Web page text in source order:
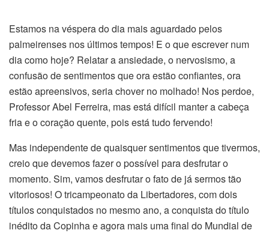
Estamos na véspera do dia mais aguardado pelos
palmeirenses nos últimos tempos! E o que escrever num
dia como hoje? Relatar a ansiedade, o nervosismo, a
confusão de sentimentos que ora estão confiantes, ora
estão apreensivos, seria chover no molhado! Nos perdoe,
Professor Abel Ferreira, mas está difícil manter a cabeça
fria e o coração quente, pois está tudo fervendo!
Mas independente de quaisquer sentimentos que tivermos,
creio que devemos fazer o possível para desfrutar o
momento. Sim, vamos desfrutar o fato de já sermos tão
vitoriosos! O tricampeonato da Libertadores, com dois
títulos conquistados no mesmo ano, a conquista do título
inédito da Copinha e agora mais uma final do Mundial de